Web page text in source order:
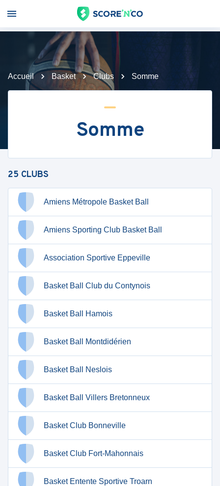
Accueil Basket Clubs Somme
Somme
25 CLUBS
Amiens Métropole Basket Ball
Amiens Sporting Club Basket Ball
Association Sportive Eppeville
Basket Ball Club du Contynois
Basket Ball Hamois
Basket Ball Montdidérien
Basket Ball Neslois
Basket Ball Villers Bretonneux
Basket Club Bonneville
Basket Club Fort-Mahonnais
Basket Entente Sportive Troarn